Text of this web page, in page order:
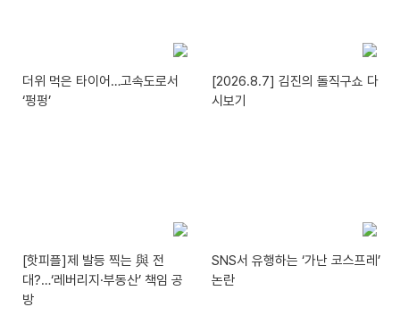
더위 먹은 타이어…고속도로서
‘펑펑’
[2026.8.7] 김진의 돌직구쇼 다
시보기
[핫피플]제 발등 찍는 與 전
대?…‘레버리지·부동산’ 책임 공
방
SNS서 유행하는 ‘가난 코스프레’
논란